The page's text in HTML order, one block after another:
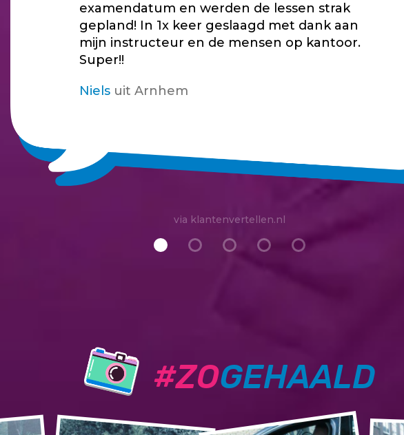
examendatum en werden de lessen strak
gepland! In 1x keer geslaagd met dank aan
mijn instructeur en de mensen op kantoor.
Super!!
Niels uit Arnhem
via klantenvertellen.nl
#ZOGEHAALD